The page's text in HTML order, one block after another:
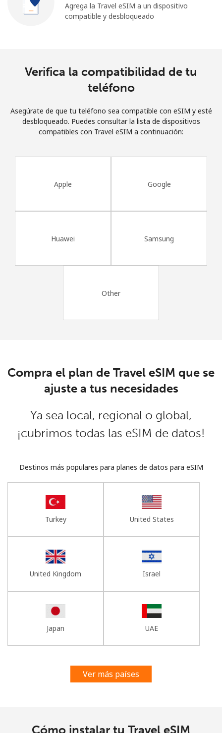
Al abrir una cuenta en este sitio web, estoy de acuerdo con
Términos y condiciones.
Únete
Agrega la Travel eSIM a un dispositivo
compatible y desbloqueado
Verifica la compatibilidad de tu
teléfono
Asegúrate de que tu teléfono sea compatible con eSIM y esté
desbloqueado. Puedes consultar la lista de dispositivos
compatibles con Travel eSIM a continuación:
Apple Google
Huawei Samsung
Other
Compra el plan de Travel eSIM que se
ajuste a tus necesidades
Ya sea local, regional o global,
¡cubrimos todas las eSIM de datos!
Destinos más populares para planes de datos para eSIM
Turkey United States
United Kingdom Israel
Japan UAE
Ver más países
Cómo instalar tu Travel eSIM